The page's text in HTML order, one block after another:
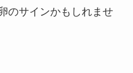
のサインかもしれませ